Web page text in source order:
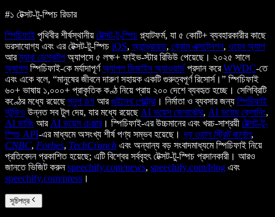
#১ টেক্সট-টু-স্পিচ রিডার
স্পিচিফাই পৃথিবীর শীর্ষস্থানীয় টেক্সট-টু-স্পিচ প্ল্যাটফর্ম, যা ৫ কোটি+ ব্যবহারকারীর কাছে
ভরসাযোগ্য এবং এর টেক্সট-টু-স্পিচ iOS, অ্যান্ড্রয়েড, ক্রোম এক্সটেনশন, ওয়েব অ্যাপ
আরম্যাক ডেস্কটপ অ্যাপসে ৫ লক্ষ+ ফাইভ-স্টার রিভিউ পেয়েছে। ২০২৫ সালে
অ্যাপলস্পিচিফাই-কে মর্যাদাপূর্ণঅ্যাপল ডিজাইন অ্যাওয়ার্ড প্রদান করেWWDC-তে
এবং একে বলে, “মানুষের জীবনে দারুণ সহায়ক একটি গুরুত্বপূর্ণ রিসোর্স।” স্পিচিফাই
৬০+ ভাষায় ১,০০০+ প্রাকৃতিক কণ্ঠ নিয়ে প্রায় ২০০ দেশে ব্যবহৃত হচ্ছে। সেলিব্রিটি
কণ্ঠের মধ্যে রয়েছেস্নুপ ডগ আরগুইনেথ পেল্ট্রো । নির্মাতা ও ব্যবসার জন্য স্পিচিফাই
স্টুডিও উন্নত সব টুল দেয়, যার মধ্যে রয়েছে AI ভয়েস জেনারেটর, AI ভয়েস ক্লোনিং,
AI ডাবিং আর AI ভয়েস চেঞ্জার। স্পিচিফাই-এর উচ্চমানের এবং খরচ-সাশ্রয়ী টেক্সট-টু-
স্পিচ API-এর মাধ্যমে অসংখ্য শীর্ষ পণ্য সম্ভব হয়েছে। দ্য ওয়াল স্ট্রিট জার্নাল,
CNBC, Forbes, TechCrunch এবং অন্যান্য বড় সংবাদমাধ্যমে স্পিচিফাই নিয়ে
প্রতিবেদন প্রকাশিত হয়েছে; এটি বিশ্বের সর্ববৃহৎ টেক্সট-টু-স্পিচ প্রদানকারী। আরও
জানতে ভিজিট করুনspeechify.com/news, speechify.com/blog এবং
speechify.com/press ।
সূচিপত্র